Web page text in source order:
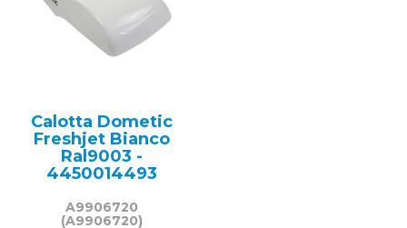
Calotta Dometic
Freshjet Bianco
Ral9003 -
4450014493
A9906720
(A9906720)